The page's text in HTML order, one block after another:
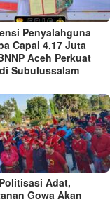
Penyalahguna
Capai 4,17 Juta
Aceh Perkuat
Subulussalam
Adat,
Gowa Akan